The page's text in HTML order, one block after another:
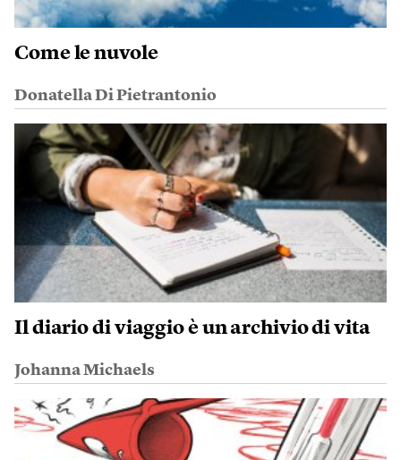
Come le nuvole
Donatella Di Pietrantonio
Il diario di viaggio è un archivio di vita
Johanna Michaels